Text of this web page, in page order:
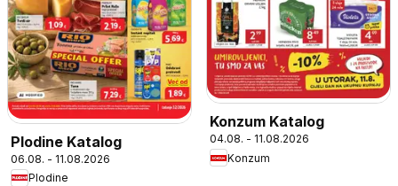
Plodine Katalog
06.08. - 11.08.2026
Plodine
Konzum Katalog
04.08. - 11.08.2026
Konzum